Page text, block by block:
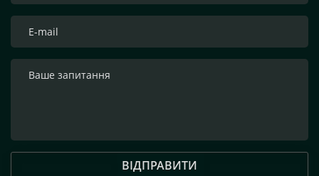
ВІДПРАВИТИ